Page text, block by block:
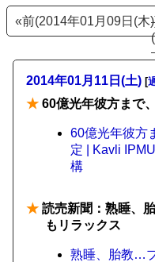
«前(2014年01月09日(木
2014年01月11日(土) [
★ 60億光年彼方まで
60億光年彼方
定 | Kavli
構
★ 読売新聞：熟睡、
もリラックス
熟睡、胎教…